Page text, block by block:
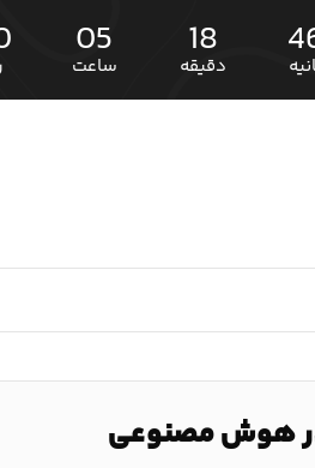
05
ساعت
18
دقیقه
در هوش مصنوعی